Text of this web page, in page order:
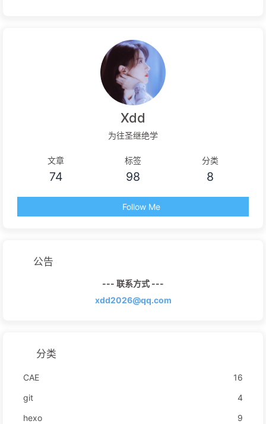
Xdd
为往圣继绝学
文章
74
标签
98
分类
8
Follow Me
公告
--- 联系方式 ---
xdd2026@qq.com
分类
CAE
16
git
4
hexo
9